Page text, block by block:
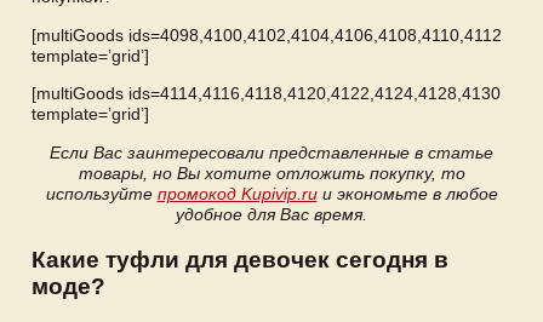
[multiGoods ids=4098,4100,4102,4104,4106,4108,4110,4112
template=’grid’]
[multiGoods ids=4114,4116,4118,4120,4122,4124,4128,4130
template=’grid’]
Если Вас заинтересовали представленные в статье
товары, но Вы хотите отложить покупку, то
используйте промокод Kupivip.ruи экономьте в любое
удобное для Вас время.
Какие туфли для девочек сегодня в
моде?